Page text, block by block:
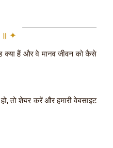
क्या हैं और वे मानव जीवन को कैसे
तो शेयर करें और हमारी वेबसाइट